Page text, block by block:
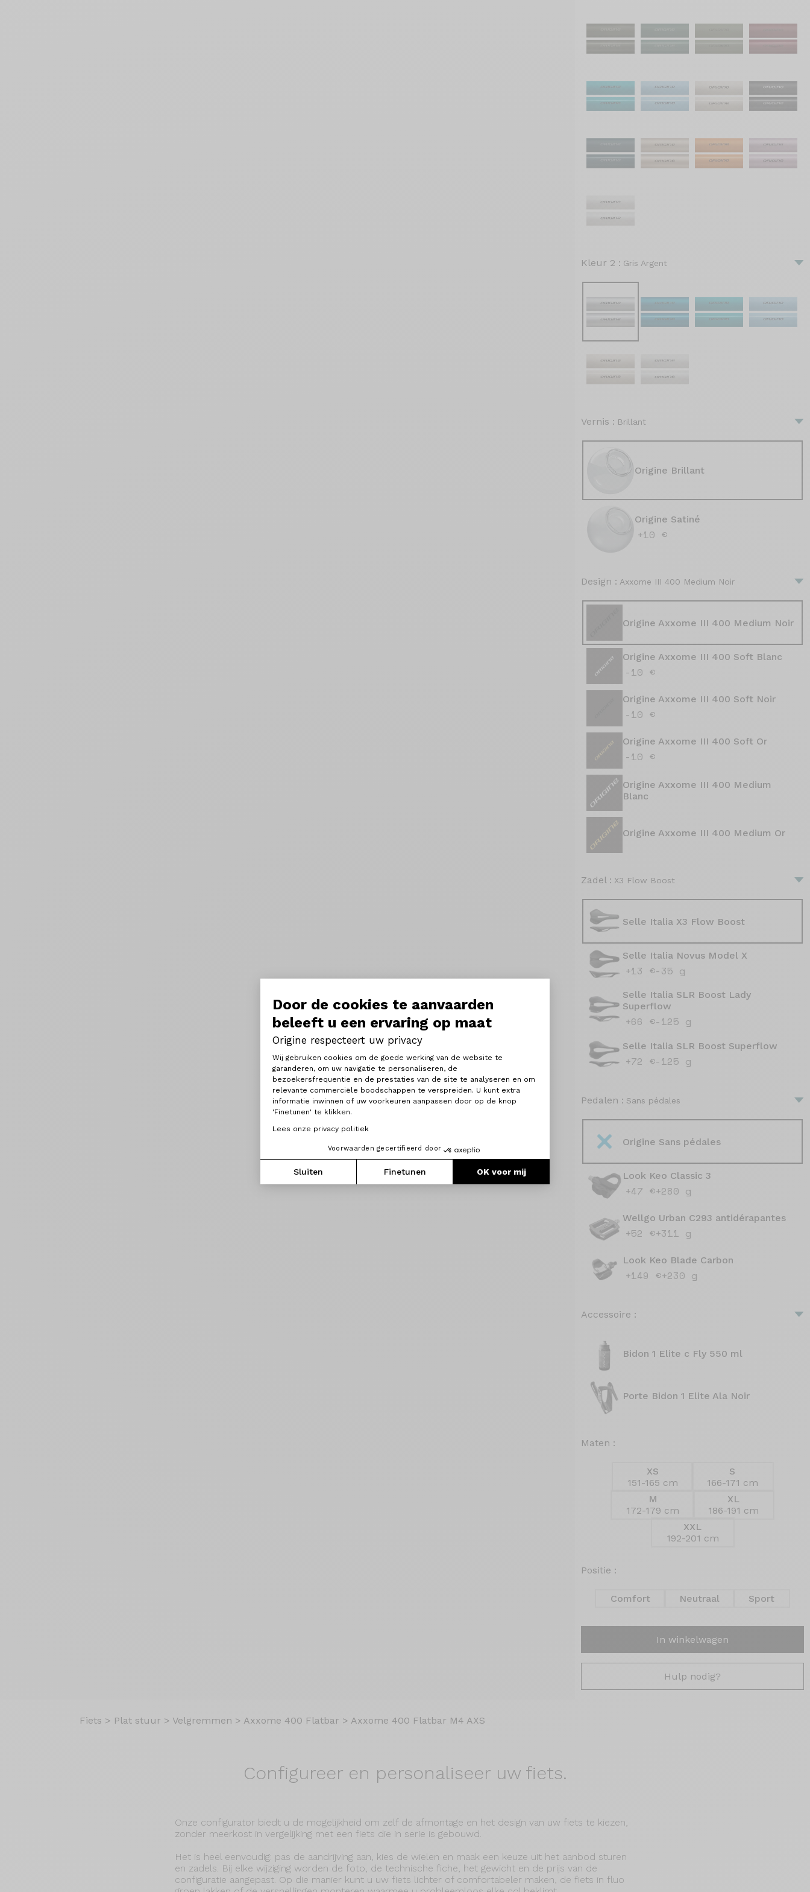
Door de cookies te aanvaarden
beleeft u een ervaring op maat
Origine respecteert uw privacy
Toestemmingsbeheerplatform: Personaliseer uw opties
Wij gebruiken cookies om de goede werking van de website te
garanderen, om uw navigatie te personaliseren, de
bezoekersfrequentie en de prestaties van de site te analyseren en om
relevante commerciële boodschappen te verspreiden. U kunt extra
informatie inwinnen of uw voorkeuren aanpassen door op de knop
'Finetunen' te klikken.
Lees onze privacy politiek
Voorwaarden gecertifieerd door
Sluiten Finetunen OK voor mij
Axeptio consent
Kleur 2 : Gris Argent
Vernis : Brillant
Origine Brillant
Origine Satiné
+10 €
Design : Axxome III 400 Medium Noir
Origine Axxome III 400 Medium Noir
Origine Axxome III 400 Soft Blanc
-10 €
Origine Axxome III 400 Soft Noir
-10 €
Origine Axxome III 400 Soft Or
-10 €
Origine Axxome III 400 Medium
Blanc
Origine Axxome III 400 Medium Or
Zadel : X3 Flow Boost
Selle Italia X3 Flow Boost
Selle Italia Novus Model X
+13 €-35 g
Selle Italia SLR Boost Lady
Superflow
+66 €-125 g
Selle Italia SLR Boost Superflow
+72 €-125 g
Pedalen : Sans pédales
Origine Sans pédales
Look Keo Classic 3
+47 €+280 g
Wellgo Urban C293 antidérapantes
+52 €+311 g
Look Keo Blade Carbon
+149 €+230 g
Accessoire :
Bidon 1 Elite c Fly 550 ml
Porte Bidon 1 Elite Ala Noir
Maten :
XS
151-165 cm
S
166-171 cm
M
172-179 cm
XL
186-191 cm
XXL
192-201 cm
Positie :
Comfort Neutraal Sport
In winkelwagen
Hulp nodig?
Fiets > Plat stuur > Velgremmen > Axxome 400 Flatbar > Axxome 400 Flatbar M4 AXS
Configureer en personaliseer uw fiets.
Onze configurator biedt u de mogelijkheid om zelf de afmontage en het design van uw fiets te kiezen,
zonder meerkost in vergelijking met een fiets die in serie is gebouwd.
Het is heel eenvoudig: pas de aandrijving aan, kies de wielen en maak een keuze uit het aanbod sturen
en zadels. Bij elke wijziging worden de foto, de technische fiche, het gewicht en de prijs van de
configuratie aangepast. Op die manier kunt u uw fiets lichter of comfortabeler maken, de fiets in fluo